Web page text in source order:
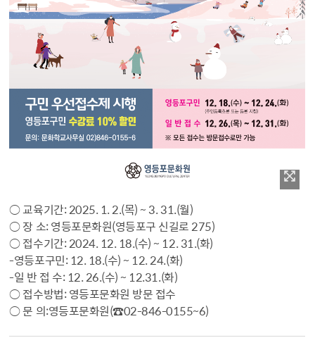
○ 교육기간: 2025. 1. 2.(목) ~ 3. 31.(월)
○ 장 소: 영등포문화원(영등포구 신길로 275)
○ 접수기간: 2024. 12. 18.(수) ~ 12. 31.(화)
-영등포구민: 12. 18.(수) ~ 12. 24.(화)
-일 반 접 수: 12. 26.(수) ~ 12.31.(화)
○ 접수방법: 영등포문화원 방문 접수
○ 문 의:영등포문화원(☎02-846-0155~6)